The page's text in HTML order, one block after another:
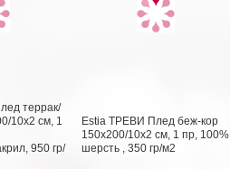
террак/
10х2 см, 1
950 гр/
Estia ТРЕВИ Плед беж-кор
150х200/10х2 см, 1 пр, 100%
шерсть , 350 гр/м2